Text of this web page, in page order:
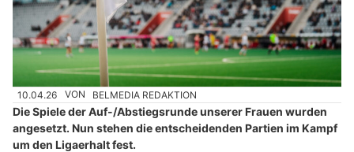
10.04.26 VON BELMEDIA REDAKTION
Die Spiele der Auf-/Abstiegsrunde unserer Frauen wurden
angesetzt. Nun stehen die entscheidenden Partien im Kampf
um den Ligaerhalt fest.